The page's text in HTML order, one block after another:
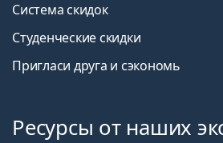
Система скидок
Студенческие скидки
Пригласи друга и сэкономь
Ресурсы от наших